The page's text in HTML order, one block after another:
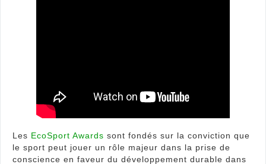
Les EcoSport Awards sont fondés sur la conviction que
le sport peut jouer un rôle majeur dans la prise de
conscience en faveur du développement durable dans